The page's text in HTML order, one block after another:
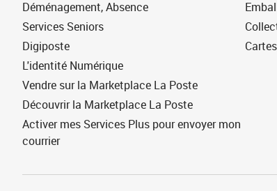
Déménagement, Absence
Services Seniors
Digiposte
L'identité Numérique
Vendre sur la Marketplace La Poste
Découvrir la Marketplace La Poste
Activer mes Services Plus pour envoyer mon
courrier